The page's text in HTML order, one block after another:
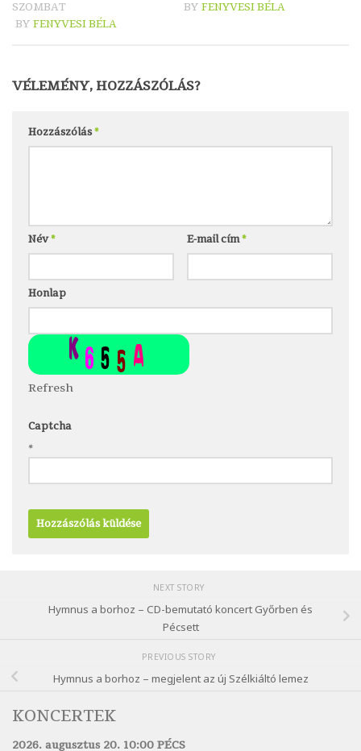
SZOMBAT
BY FENYVESI BÉLA
BY FENYVESI BÉLA
VÉLEMÉNY, HOZZÁSZÓLÁS?
Hozzászólás*
Név* E-mail cím*
Honlap
Refresh
Captcha
*
NEXT STORY
Hymnus a borhoz – CD-bemutató koncert Győrben és
Pécsett
PREVIOUS STORY
Hymnus a borhoz – megjelent az új Szélkiáltó lemez
KONCERTEK
2026. augusztus 20. 10:00 PÉCS